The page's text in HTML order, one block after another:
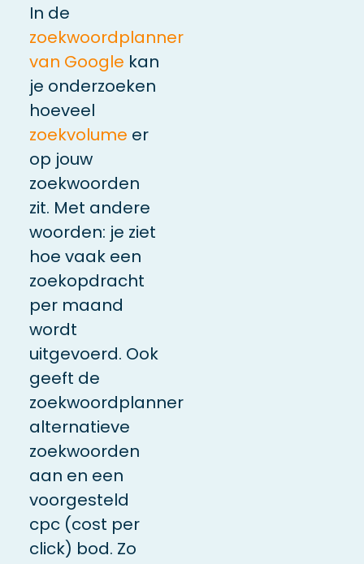
In de
zoekwoordplanner
van Google kan
je onderzoeken
hoeveel
zoekvolume er
op jouw
zoekwoorden
zit. Met andere
woorden: je ziet
hoe vaak een
zoekopdracht
per maand
wordt
uitgevoerd. Ook
geeft de
zoekwoordplanner
alternatieve
zoekwoorden
aan en een
voorgesteld
cpc (cost per
click) bod. Zo